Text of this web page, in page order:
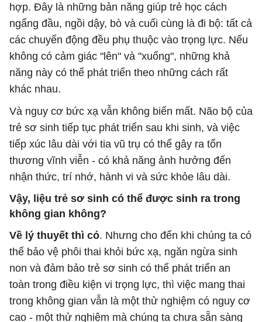
hợp. Đây là những bản năng giúp trẻ học cách
ngẩng đầu, ngồi dậy, bò và cuối cùng là đi bộ: tất cả
các chuyển động đều phụ thuộc vào trọng lực. Nếu
không có cảm giác "lên" và "xuống", những khả
năng này có thể phát triển theo những cách rất
khác nhau.
Và nguy cơ bức xạ vẫn không biến mất. Não bộ của
trẻ sơ sinh tiếp tục phát triển sau khi sinh, và việc
tiếp xúc lâu dài với tia vũ trụ có thể gây ra tổn
thương vĩnh viễn - có khả năng ảnh hưởng đến
nhận thức, trí nhớ, hành vi và sức khỏe lâu dài.
Vậy, liệu trẻ sơ sinh có thể được sinh ra trong
không gian không?
Về lý thuyết thì có. Nhưng cho đến khi chúng ta có
thể bảo vệ phôi thai khỏi bức xạ, ngăn ngừa sinh
non và đảm bảo trẻ sơ sinh có thể phát triển an
toàn trong điều kiện vi trọng lực, thì việc mang thai
trong không gian vẫn là một thử nghiệm có nguy cơ
cao - một thử nghiệm mà chúng ta chưa sẵn sàng